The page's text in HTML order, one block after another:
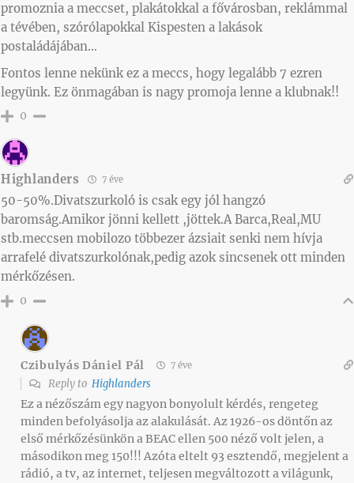
promoznia a meccset, plakátokkal a fővárosban, reklámmal
a tévében, szórólapokkal Kispesten a lakások
postaládájában…
Fontos lenne nekünk ez a meccs, hogy legalább 7 ezren
legyünk. Ez önmagában is nagy promoja lenne a klubnak!!
0
Highlanders 7 éve
50-50%.Divatszurkoló is csak egy jól hangzó
baromság.Amikor jönni kellett ,jöttek.A Barca,Real,MU
stb.meccsen mobilozo többezer ázsiait senki nem hívja
arrafelé divatszurkolónak,pedig azok sincsenek ott minden
mérkőzésen.
0
Czibulyás Dániel Pál 7 éve
Reply to Highlanders
Ez a nézőszám egy nagyon bonyolult kérdés, rengeteg
minden befolyásolja az alakulását. Az 1926-os döntőn az
első mérkőzésünkön a BEAC ellen 500 néző volt jelen, a
másodikon meg 150!!! Azóta eltelt 93 esztendő, megjelent a
rádió, a tv, az internet, teljesen megváltozott a világunk,